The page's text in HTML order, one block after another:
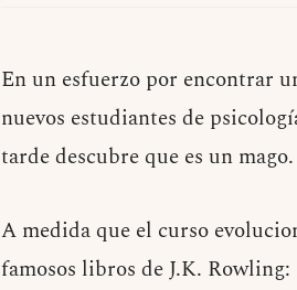
En un esfuerzo por encontrar
nuevos estudiantes de
tarde descubre que es un mago.
A medida que el curso
famosos libros de J.K.